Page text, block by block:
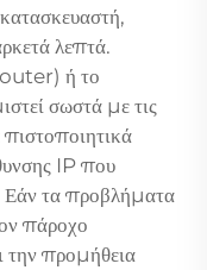
λεπτά.
ή το
σωστά με τις
IP που
Εάν τα προβλήματα
πάροχο
την προμήθεια